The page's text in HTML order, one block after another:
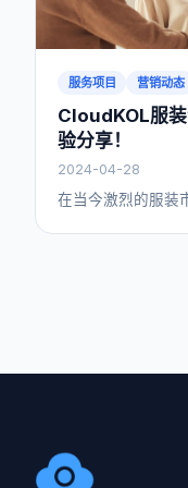
服务项目 营销动态
CloudKOL服
验分享！
2024-04-28
在当今激烈的服装